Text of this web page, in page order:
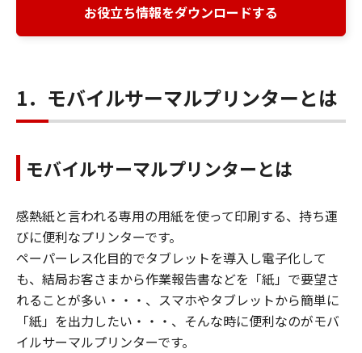
お役立ち情報をダウンロードする
1．モバイルサーマルプリンターとは
モバイルサーマルプリンターとは
感熱紙と言われる専用の用紙を使って印刷する、持ち運
びに便利なプリンターです。
ペーパーレス化目的でタブレットを導入し電子化して
も、結局お客さまから作業報告書などを「紙」で要望さ
れることが多い・・・、スマホやタブレットから簡単に
「紙」を出力したい・・・、そんな時に便利なのがモバ
イルサーマルプリンターです。